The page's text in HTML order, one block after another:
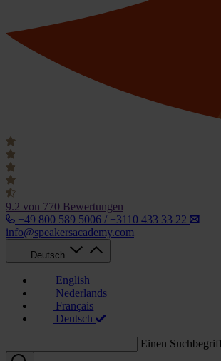
9.2 von 770 Bewertungen
+49 800 589 5006 / +3110 433 33 22
info@speakersacademy.com
Deutsch
English
Nederlands
Français
Deutsch
Einen